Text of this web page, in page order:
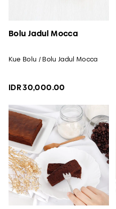
Bolu Jadul Mocca
Kue Bolu / Bolu Jadul Mocca
IDR 30,000.00